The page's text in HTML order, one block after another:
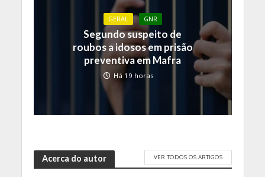
GERAL GNR
Segundo suspeito de
roubos a idosos em prisão
preventiva em Mafra
Há 19 horas
Acerca do autor VER TODOS OS ARTIGOS